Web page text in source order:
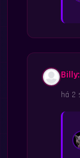
Billy:
há 2